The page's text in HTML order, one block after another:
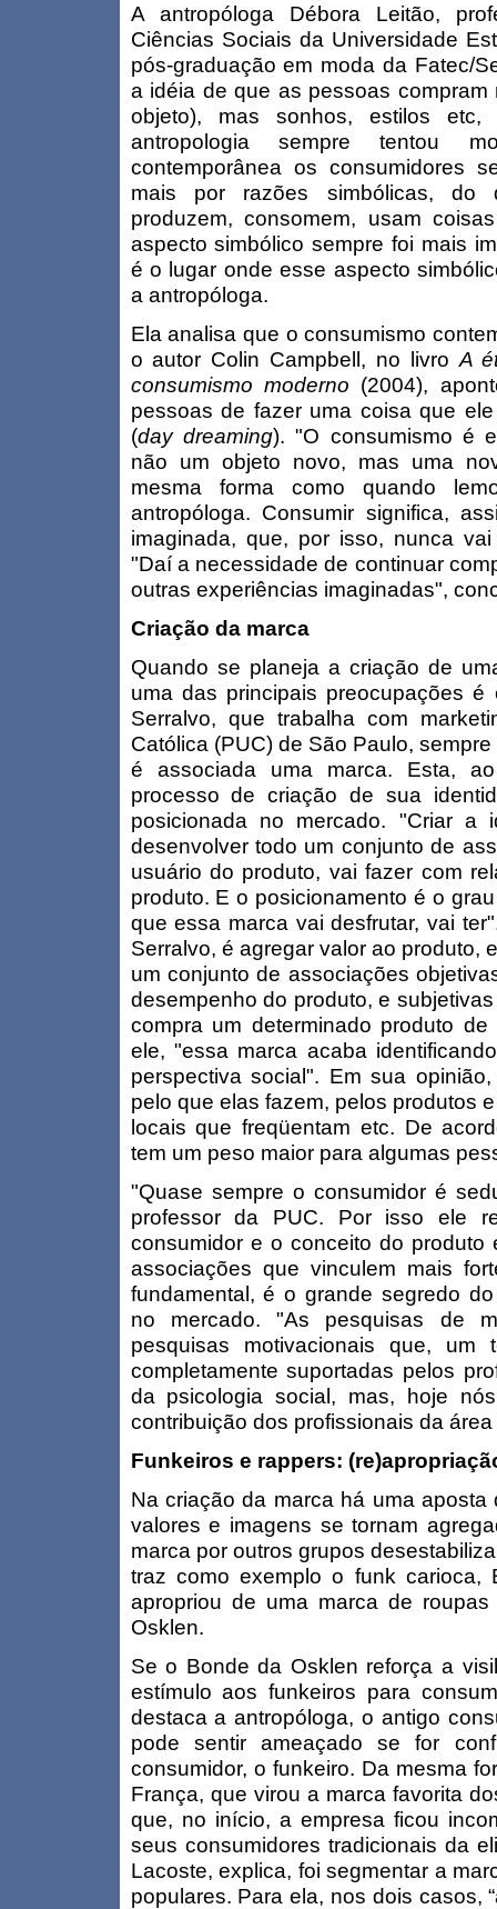
A antropóloga Débora Leitão,
Ciências Sociais da Universidade
pós-graduação em moda da Fatec/
a idéia de que as pessoas
objeto), mas sonhos, estilos
antropologia sempre tentou
contemporânea os consumidores
mais por razões simbólicas, do
produzem, consomem, usam
aspecto simbólico sempre foi mais
é o lugar onde esse aspecto
a antropóloga.
Ela analisa que o consumismo
o autor Colin Campbell, no livro A
consumismo moderno (2004),
pessoas de fazer uma coisa que
(day dreaming). "O consumismo é
não um objeto novo, mas uma
mesma forma como quando
antropóloga. Consumir significa,
imaginada, que, por isso, nunca
"Daí a necessidade de continuar
outras experiências imaginadas",
Criação da marca
Quando se planeja a criação de
uma das principais preocupações
Serralvo, que trabalha com
Católica (PUC) de São Paulo,
é associada uma marca. Esta,
processo de criação de sua
posicionada no mercado. "Criar a
desenvolver todo um conjunto de
usuário do produto, vai fazer com
produto. E o posicionamento é o
que essa marca vai desfrutar, vai
Serralvo, é agregar valor ao produto,
um conjunto de associações
desempenho do produto, e
compra um determinado produto
ele, "essa marca acaba
perspectiva social". Em sua
pelo que elas fazem, pelos produtos
locais que freqüentam etc. De
tem um peso maior para algumas
"Quase sempre o consumidor é
professor da PUC. Por isso ele
consumidor e o conceito do produto
associações que vinculem mais
fundamental, é o grande segredo
no mercado. "As pesquisas de
pesquisas motivacionais que, um
completamente suportadas pelos
da psicologia social, mas, hoje
contribuição dos profissionais da
Funkeiros e rappers:
Na criação da marca há uma
valores e imagens se tornam
marca por outros grupos
traz como exemplo o funk
apropriou de uma marca de
Osklen.
Se o Bonde da Osklen reforça a
estímulo aos funkeiros para
destaca a antropóloga, o antigo
pode sentir ameaçado se for
consumidor, o funkeiro. Da mesma
França, que virou a marca favorita
que, no início, a empresa ficou
seus consumidores tradicionais da
Lacoste, explica, foi segmentar a
populares. Para ela, nos dois casos,